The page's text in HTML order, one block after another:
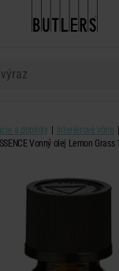
a doplnky Interiérové vône
Vonný olej Lemon Grass